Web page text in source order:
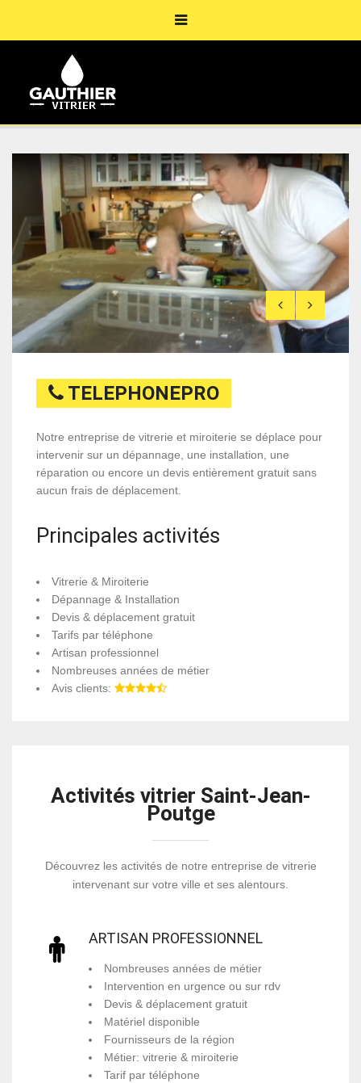
TELEPHONEPRO
Notre entreprise de vitrerie et miroiterie se déplace pour
intervenir sur un dépannage, une installation, une
réparation ou encore un devis entièrement gratuit sans
aucun frais de déplacement.
Principales activités
Vitrerie & Miroiterie
Dépannage & Installation
Devis & déplacement gratuit
Tarifs par téléphone
Artisan professionnel
Nombreuses années de métier
Avis clients:
Activités vitrier Saint-Jean-
Poutge
Découvrez les activités de notre entreprise de vitrerie
intervenant sur votre ville et ses alentours.
ARTISAN PROFESSIONNEL
Nombreuses années de métier
Intervention en urgence ou sur rdv
Devis & déplacement gratuit
Matériel disponible
Fournisseurs de la région
Métier: vitrerie & miroiterie
Tarif par téléphone